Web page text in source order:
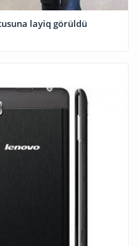
layiq görüldü